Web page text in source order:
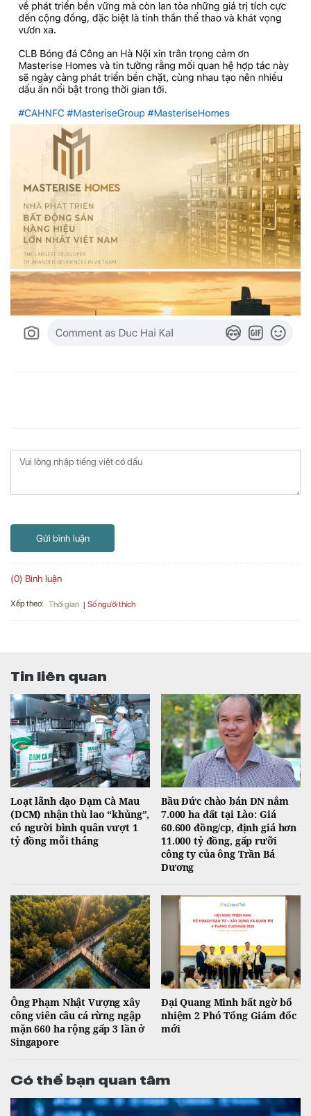
Gửi bình luận
(0) Bình luận
Xếp theo: Thời gian Số người thích
Tin liên quan
Loạt lãnh đạo Đạm Cà Mau
(DCM) nhận thù lao “khủng”,
có người bình quân vượt 1
tỷ đồng mỗi tháng
Bầu Đức chào bán DN nắm
7.000 ha đất tại Lào: Giá
60.600 đồng/cp, định giá hơn
11.000 tỷ đồng, gấp rưỡi
công ty của ông Trần Bá
Dương
Ông Phạm Nhật Vượng xây
công viên câu cá rừng ngập
mặn 660 ha rộng gấp 3 lần ở
Singapore
Đại Quang Minh bất ngờ bổ
nhiệm 2 Phó Tổng Giám đốc
mới
Có thể bạn quan tâm